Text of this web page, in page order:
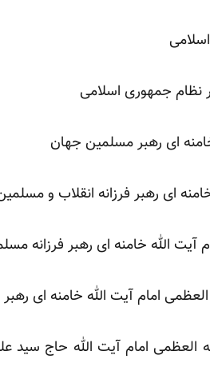
نظام جمهوری اسلامی
ای رهبر مسلمین جهان
ای رهبر فرزانه انقلاب و
الله خامنه ای رهبر فرزانه
امام آیت الله خامنه ای
امام آیت الله حاج سید علی